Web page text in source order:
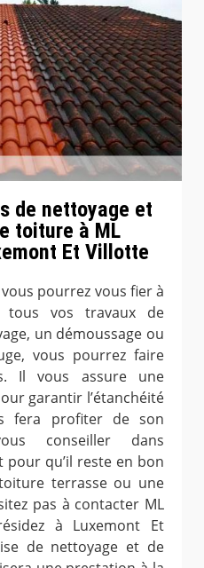
de nettoyage et
toiture à ML
Et Villotte
pourrez vous fier à
tous vos travaux de
un démoussage ou
vous pourrez faire
Il vous assure une
garantir l’étanchéité
fera profiter de son
conseiller dans
pour qu’il reste en bon
terrasse ou une
pas à contacter ML
à Luxemont Et
de nettoyage et de